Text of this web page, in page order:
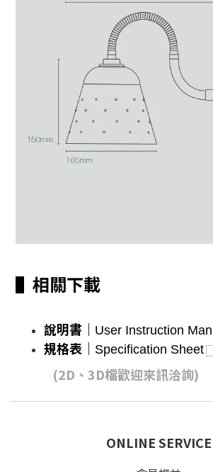
▌相關下載
說明書｜ User Instruction
規格表 ｜ Specification Sheet
(2D、3D檔歡迎來訊洽詢)
ONLINE SERVICE